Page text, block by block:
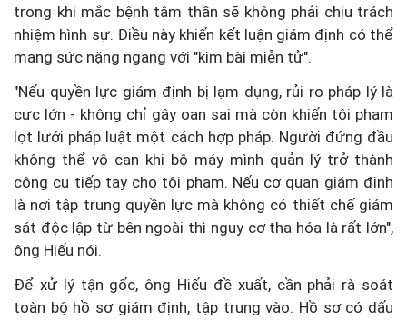
trong khi mắc bệnh tâm thần sẽ không phải chịu trách
nhiệm hình sự. Điều này khiến kết luận giám định có thể
mang sức nặng ngang với "kim bài miễn tử".
"Nếu quyền lực giám định bị lạm dụng, rủi ro pháp lý là
cực lớn - không chỉ gây oan sai mà còn khiến tội phạm
lọt lưới pháp luật một cách hợp pháp. Người đứng đầu
không thể vô can khi bộ máy mình quản lý trở thành
công cụ tiếp tay cho tội phạm. Nếu cơ quan giám định
là nơi tập trung quyền lực mà không có thiết chế giám
sát độc lập từ bên ngoài thì nguy cơ tha hóa là rất lớn",
ông Hiếu nói.
Để xử lý tận gốc, ông Hiếu đề xuất, cần phải rà soát
toàn bộ hồ sơ giám định, tập trung vào: Hồ sơ có dấu